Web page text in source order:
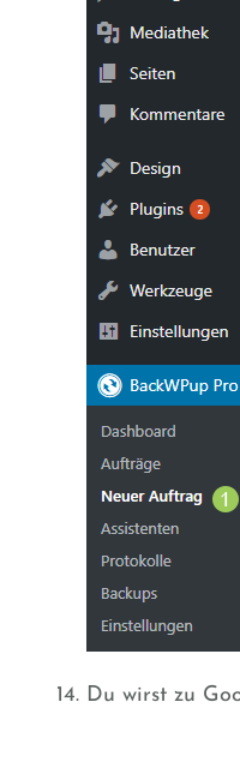
Du wirst zu